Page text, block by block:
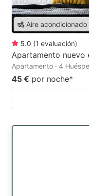
Aire acondicionado
5.0 (1 evaluación)
Apartamento nuevo
Apartamento · 4
45 € por noche*